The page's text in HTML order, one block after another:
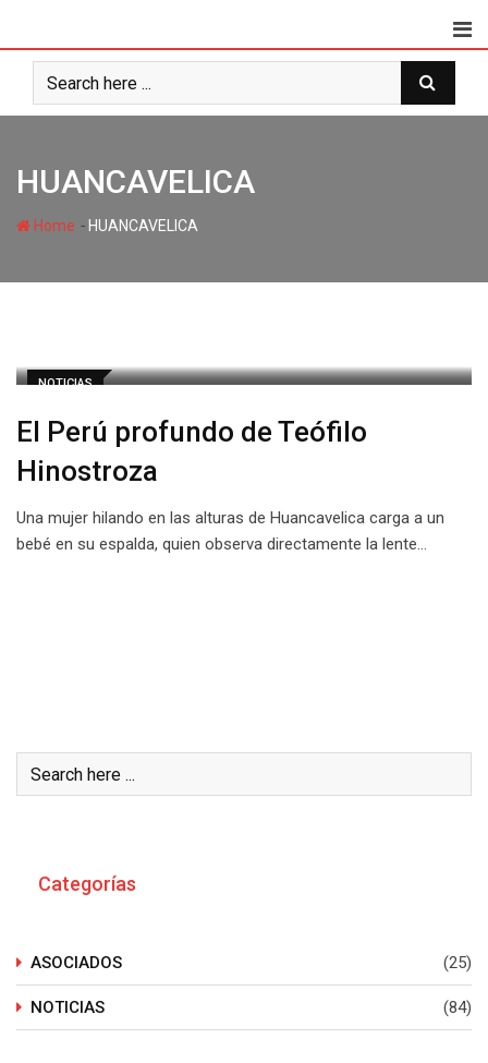
HUANCAVELICA
Home - HUANCAVELICA
NOTICIAS
El Perú profundo de Teófilo
Hinostroza
Una mujer hilando en las alturas de Huancavelica carga a un
bebé en su espalda, quien observa directamente la lente…
Categorías
ASOCIADOS (25)
NOTICIAS (84)